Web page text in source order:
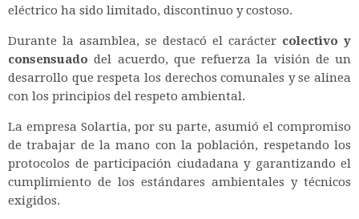
eléctrico ha sido limitado, discontinuo y costoso.
Durante la asamblea, se destacó el carácter colectivo y
consensuado del acuerdo, que refuerza la visión de un
desarrollo que respeta los derechos comunales y se alinea
con los principios del respeto ambiental.
La empresa Solartia, por su parte, asumió el compromiso
de trabajar de la mano con la población, respetando los
protocolos de participación ciudadana y garantizando el
cumplimiento de los estándares ambientales y técnicos
exigidos.